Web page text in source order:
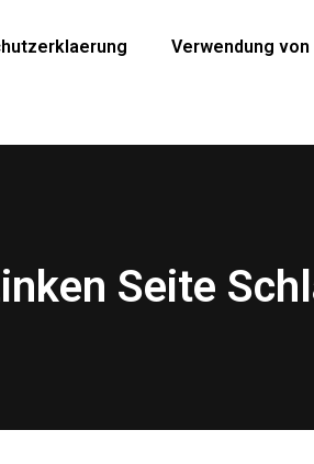
Verwendung
Seite